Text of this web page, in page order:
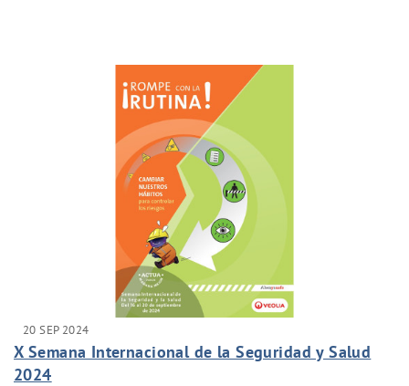
20 SEP 2024
X Semana Internacional de la Seguridad y Salud
2024